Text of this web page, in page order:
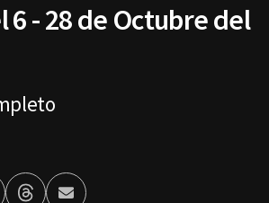
6 - 28 de Octubre del
ThreadsEnviar